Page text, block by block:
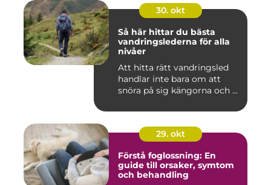
30. okt
Så här hittar du bästa
vandringslederna för alla
nivåer
Att hitta rätt vandringsled
handlar inte bara om att
snöra på sig kängorna och ...
29. okt
Förstå foglossning: En
guide till orsaker, symtom
och behandling